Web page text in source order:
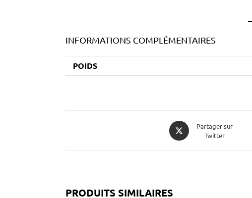
INFORMATIONS COMPLÉMENTAIRES
POIDS
Partager sur
Twitter
PRODUITS SIMILAIRES